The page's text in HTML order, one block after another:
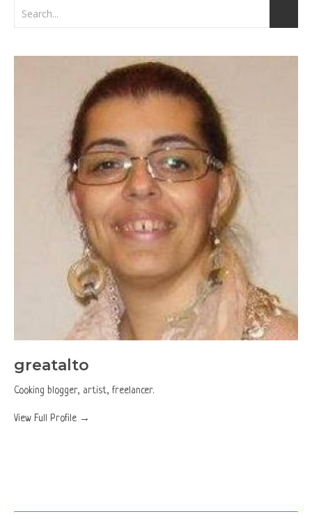
greatalto
Cooking blogger, artist, freelancer.
View Full Profile →